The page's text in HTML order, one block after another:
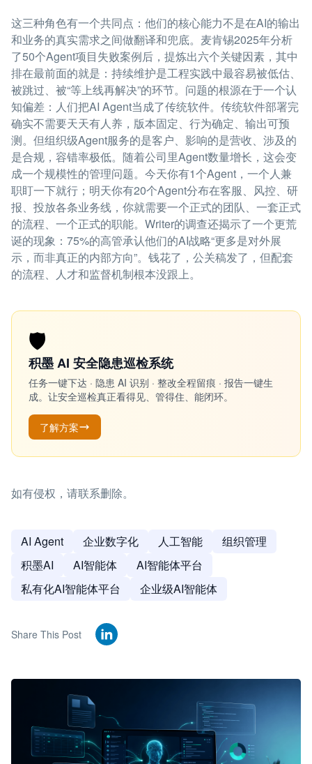
这三种角色有一个共同点：他们的核心能力不是在AI的输出
和业务的真实需求之间做翻译和兜底。麦肯锡2025年分析
了50个Agent项目失败案例后，提炼出六个关键因素，其中
排在最前面的就是：持续维护是工程实践中最容易被低估、
被跳过、被“等上线再解决”的环节。问题的根源在于一个认
知偏差：人们把AI Agent当成了传统软件。传统软件部署完
确实不需要天天有人养，版本固定、行为确定、输出可预
测。但组织级Agent服务的是客户、影响的是营收、涉及的
是合规，容错率极低。随着公司里Agent数量增长，这会变
成一个规模性的管理问题。今天你有1个Agent，一个人兼
职盯一下就行；明天你有20个Agent分布在客服、风控、研
报、投放各条业务线，你就需要一个正式的团队、一套正式
的流程、一个正式的职能。Writer的调查还揭示了一个更荒
诞的现象：75%的高管承认他们的AI战略“更多是对外展
示，而非真正的内部方向”。钱花了，公关稿发了，但配套
的流程、人才和监督机制根本没跟上。
🛡️
积墨 AI 安全隐患巡检系统
任务一键下达 · 隐患 AI 识别 · 整改全程留痕 · 报告一键生
成。让安全巡检真正看得见、管得住、能闭环。
了解方案
如有侵权，请联系删除。
AI Agent 企业数字化 人工智能
组织管理
积墨AI
AI智能体
AI智能体平台
私有化AI智能体平台
企业级AI智能体
Share This Post